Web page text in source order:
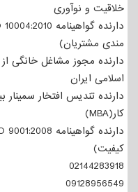
خلاقیت و نوآوری
مندی مشتریان)
دارنده مجوز مشاغل خانگی
اسلامی ایران
دارنده تندیس افتخار
کار(MBA)
کیفیت)
02144283918
09128956549